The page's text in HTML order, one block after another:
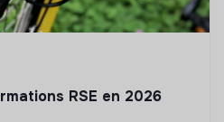
RSE en 2026